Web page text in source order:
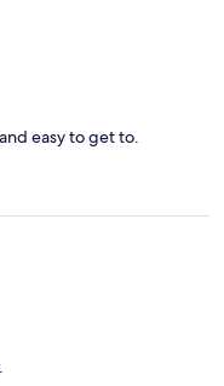
easy to get to.